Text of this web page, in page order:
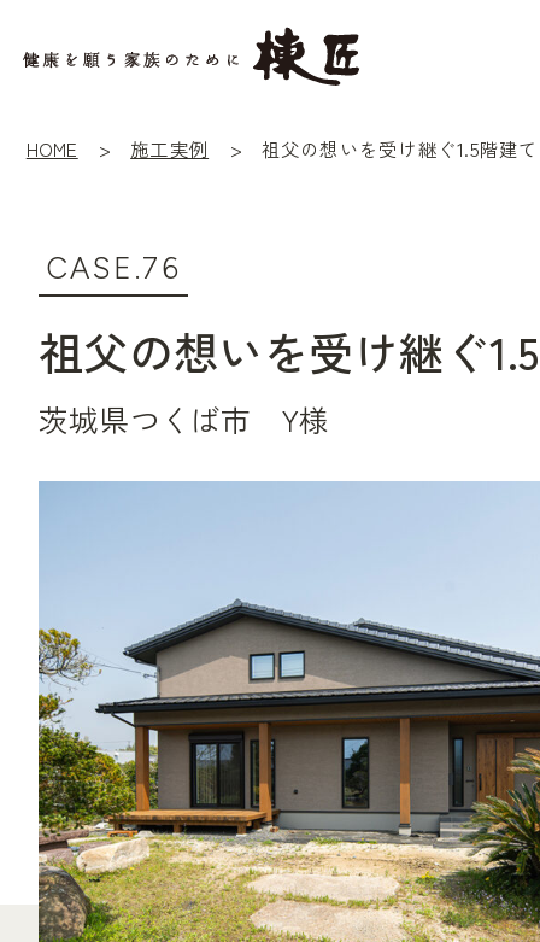
HOME 施工実例 祖父の想いを受け継ぐ1.5階建て
CASE.76
祖父の想いを受け継ぐ
茨城県つくば市 Y様